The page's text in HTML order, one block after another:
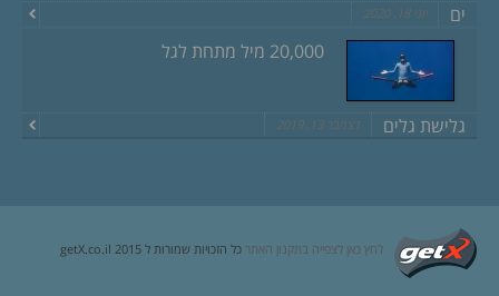
ים יוני 18, 2020
20,000 מיל מתחת לגל
גלישת גלים דצמבר 13, 2019
לחץ כאן לצפייה בתקנון האתר כל הזכויות שמורות ל getX.co.il 2015